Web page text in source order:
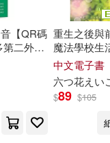
(5)
(5)
版（写真集）(5)
(5)
(16) 國家(16)
新華出版社(16)
司(16)
【QR碼
第二外
程指定
, 唯一
隨聽)
重生之後與
魔法學校生
(3) (電子書)
中文電子書
六つ花えい
$89 $105